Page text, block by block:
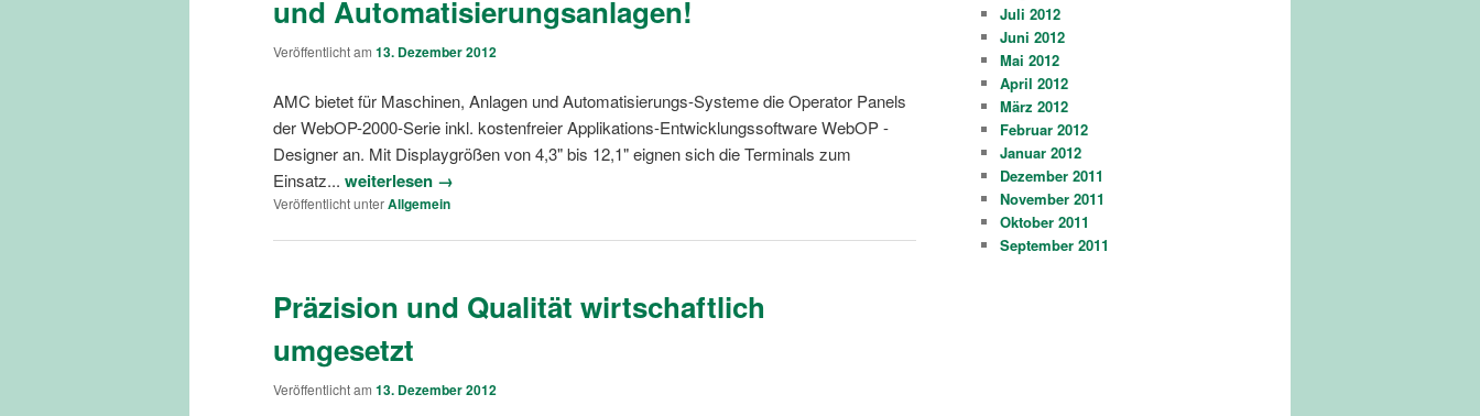
und Automatisierungsanlagen!
Veröffentlicht am 13. Dezember 2012
AMC bietet für Maschinen, Anlagen und Automatisierungs-Systeme die Operator Panels
der WebOP-2000-Serie inkl. kostenfreier Applikations-Entwicklungssoftware WebOP -
Designer an. Mit Displaygrößen von 4,3" bis 12,1" eignen sich die Terminals zum
Einsatz... weiterlesen →
Veröffentlicht unterAllgemein
Präzision und Qualität wirtschaftlich
umgesetzt
Veröffentlicht am 13. Dezember 2012
Juli 2012
Juni 2012
Mai 2012
April 2012
März 2012
Februar 2012
Januar 2012
Dezember 2011
November 2011
Oktober 2011
September 2011